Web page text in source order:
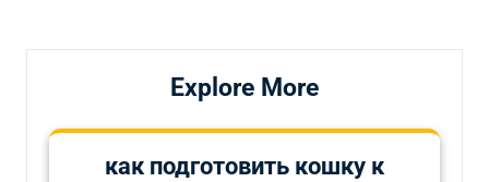
Explore More
как подготовить кошку к